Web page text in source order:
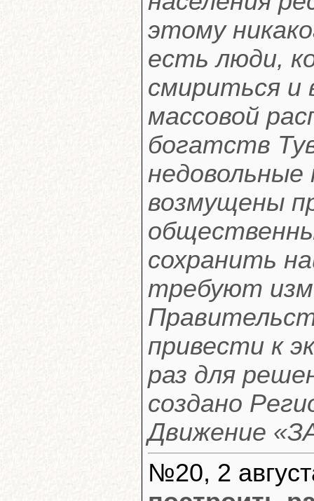
этому
есть люди,
смириться
массовой
богатств
возмущены
сохранить
требуют
привести к
раз для
создано
Движение
№20, 2